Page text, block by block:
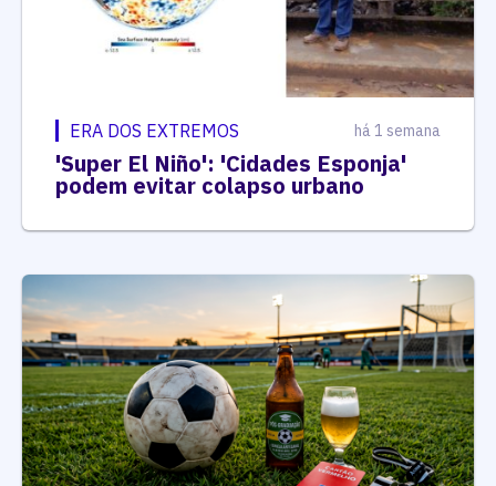
ERA DOS EXTREMOS há 1 semana
'Super El Niño': 'Cidades Esponja'
podem evitar colapso urbano